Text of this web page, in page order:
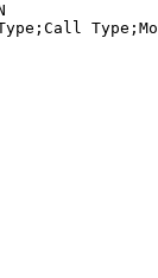
Type;Call